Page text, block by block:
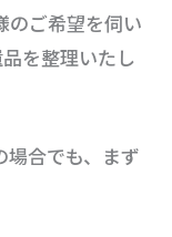
のご希望を伺い
を整理いたし
場合でも、まず